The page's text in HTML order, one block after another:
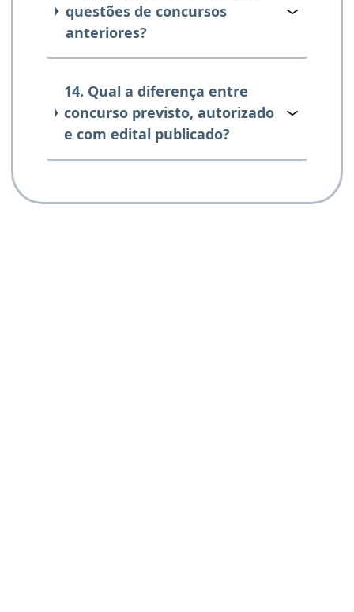
questões de concursos
anteriores?
14. Qual a diferença entre
concurso previsto, autorizado
e com edital publicado?